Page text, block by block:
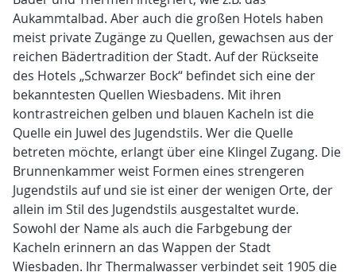
Aukammtalbad. Aber auch die großen Hotels haben
meist private Zugänge zu Quellen, gewachsen aus der
reichen Bädertradition der Stadt. Auf der Rückseite
des Hotels „Schwarzer Bock“ befindet sich eine der
bekanntesten Quellen Wiesbadens. Mit ihren
kontrastreichen gelben und blauen Kacheln ist die
Quelle ein Juwel des Jugendstils. Wer die Quelle
betreten möchte, erlangt über eine Klingel Zugang. Die
Brunnenkammer weist Formen eines strengeren
Jugendstils auf und sie ist einer der wenigen Orte, der
allein im Stil des Jugendstils ausgestaltet wurde.
Sowohl der Name als auch die Farbgebung der
Kacheln erinnern an das Wappen der Stadt
Wiesbaden. Ihr Thermalwasser verbindet seit 1905 die